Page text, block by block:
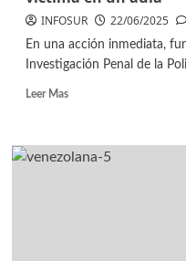
INFOSUR 22/06/2025
En una acción inmediata,
Investigación Penal de la
Leer Mas